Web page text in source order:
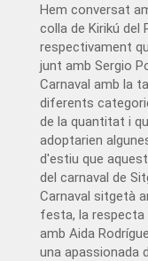
Hem conversat
colla de Kirikú del
respectivament
junt amb Sergio
Carnaval amb la
diferents
de la quantitat i
adoptarien
d'estiu que
del carnaval de
Carnaval sitgetà
festa, la respecta
amb Aida
una apassionada